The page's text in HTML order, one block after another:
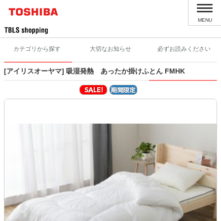
MENU
カテゴリから探す 大切なお知らせ 必ずお読みください
[アイリスオーヤマ] 吸湿発熱 あったか掛けふとん FMHK